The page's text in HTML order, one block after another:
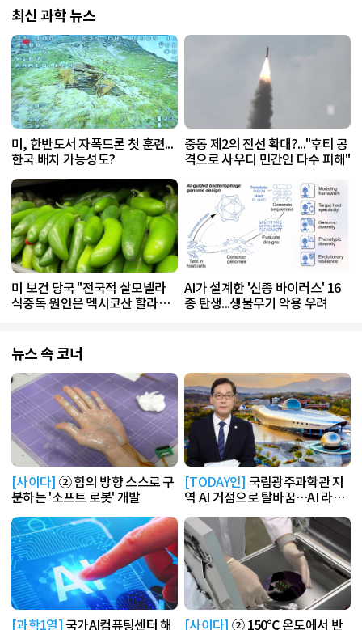
최신 과학 뉴스
미, 한반도서 자폭드론 첫 훈련...
한국 배치 가능성도?
중동 제2의 전선 확대?..."후티 공
격으로 사우디 민간인 다수 피해"
미 보건 당국 "전국적 살모넬라
식중독 원인은 멕시코산 할라피
AI가 설계한 '신종 바이러스' 16
종 탄생...생물무기 악용 우려
뉴스 속 코너
[사이다] ② 힘의 방향 스스로 구
분하는 '소프트 로봇' 개발
[TODAY인] 국립광주과학관 지
역 AI 거점으로 탈바꿈…AI 라운
[과학1열] 국가AI컴퓨팅센터 해 [사이다] ② 150℃ 온도에서 반